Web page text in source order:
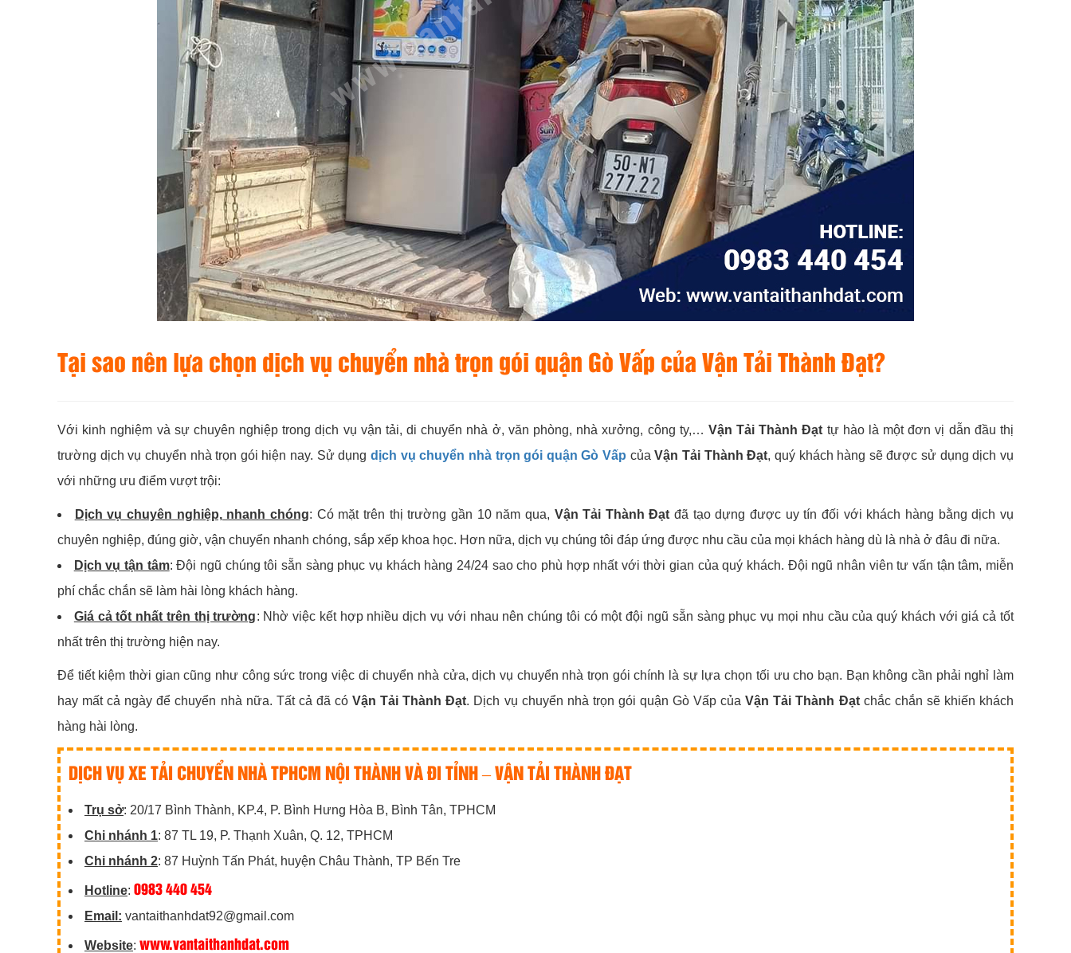
Tại sao nên lựa chọn dịch vụ chuyển nhà trọn gói quận Gò Vấp của Vận Tải Thành Đạt?
Với kinh nghiệm và sự chuyên nghiệp trong dịch vụ vận tải, di chuyển nhà ở, văn phòng, nhà xưởng, công ty,… Vận Tải Thành Đạt tự hào là một đơn vị dẫn đầu thị
trường dịch vụ chuyển nhà trọn gói hiện nay. Sử dụng dịch vụ chuyển nhà trọn gói quận Gò Vấp củaVận Tải Thành Đạt, quý khách hàng sẽ được sử dụng dịch vụ
với những ưu điểm vượt trội:
Dịch vụ chuyên nghiệp, nhanh chóng: Có mặt trên thị trường gần 10 năm qua, Vận Tải Thành Đạt đã tạo dựng được uy tín đối với khách hàng bằng dịch vụ
chuyên nghiệp, đúng giờ, vận chuyển nhanh chóng, sắp xếp khoa học. Hơn nữa, dịch vụ chúng tôi đáp ứng được nhu cầu của mọi khách hàng dù là nhà ở đâu đi nữa.
Dịch vụ tận tâm: Đội ngũ chúng tôi sẵn sàng phục vụ khách hàng 24/24 sao cho phù hợp nhất với thời gian của quý khách. Đội ngũ nhân viên tư vấn tận tâm, miễn
phí chắc chắn sẽ làm hài lòng khách hàng.
Giá cả tốt nhất trên thị trường: Nhờ việc kết hợp nhiều dịch vụ với nhau nên chúng tôi có một đội ngũ sẵn sàng phục vụ mọi nhu cầu của quý khách với giá cả tốt
nhất trên thị trường hiện nay.
Để tiết kiệm thời gian cũng như công sức trong việc di chuyển nhà cửa, dịch vụ chuyển nhà trọn gói chính là sự lựa chọn tối ưu cho bạn. Bạn không cần phải nghỉ làm
hay mất cả ngày để chuyển nhà nữa. Tất cả đã cóVận Tải Thành Đạt. Dịch vụ chuyển nhà trọn gói quận Gò Vấp củaVận Tải Thành Đạtchắc chắn sẽ khiến khách
hàng hài lòng.
DỊCH VỤ XE TẢI CHUYỂN NHÀ TPHCM NỘI THÀNH VÀ ĐI TỈNH – VẬN TẢI THÀNH ĐẠT
Trụ sở: 20/17 Bình Thành, KP.4, P. Bình Hưng Hòa B, Bình Tân, TPHCM
Chi nhánh 1: 87 TL 19, P. Thạnh Xuân, Q. 12, TPHCM
Chi nhánh 2: 87 Huỳnh Tấn Phát, huyện Châu Thành, TP Bến Tre
Hotline: 0983 440 454
Email: vantaithanhdat92@gmail.com
Website: www.vantaithanhdat.com